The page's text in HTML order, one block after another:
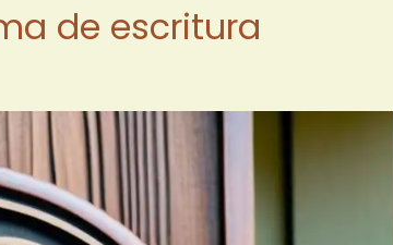
de escritura